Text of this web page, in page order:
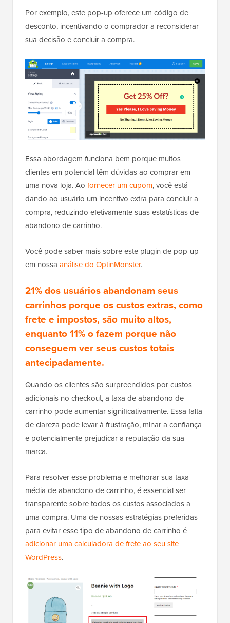
Por exemplo, este pop-up oferece um código de
desconto, incentivando o comprador a reconsiderar
sua decisão e concluir a compra.
Essa abordagem funciona bem porque muitos
clientes em potencial têm dúvidas ao comprar em
uma nova loja. Ao fornecer um cupom, você está
dando ao usuário um incentivo extra para concluir a
compra, reduzindo efetivamente suas estatísticas de
abandono de carrinho.
Você pode saber mais sobre este plugin de pop-up
em nossa análise do OptinMonster.
21% dos usuários abandonam seus
carrinhos porque os custos extras, como
frete e impostos, são muito altos,
enquanto 11% o fazem porque não
conseguem ver seus custos totais
antecipadamente.
Quando os clientes são surpreendidos por custos
adicionais no checkout, a taxa de abandono de
carrinho pode aumentar significativamente. Essa falta
de clareza pode levar à frustração, minar a confiança
e potencialmente prejudicar a reputação da sua
marca.
Para resolver esse problema e melhorar sua taxa
média de abandono de carrinho, é essencial ser
transparente sobre todos os custos associados a
uma compra. Uma de nossas estratégias preferidas
para evitar esse tipo de abandono de carrinho é
adicionar uma calculadora de frete ao seu site
WordPress.